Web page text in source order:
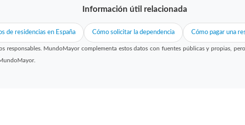
Información útil relacionada
de residencias en España Cómo solicitar la dependencia Cómo pagar una
responsables. MundoMayor complementa estos datos con fuentes públicas y propias,